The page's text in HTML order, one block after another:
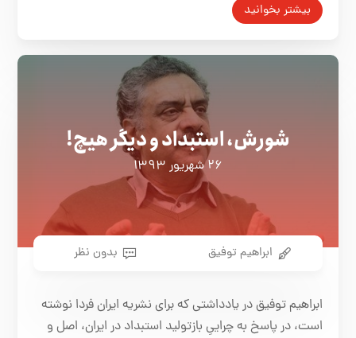
بیشتر بخوانید
شورش، استبداد و دیگر هیچ!
۲۶ شهریور ۱۳۹۳
ابراهیم توفیق بدون نظر
ابراهیم توفیق در یادداشتی که برای نشریه ایران فردا نوشته
است، در پاسخ به چراییِ بازتولید استبداد در ایران، اصل و